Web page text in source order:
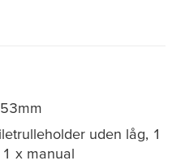
uden låg, 1
x manual